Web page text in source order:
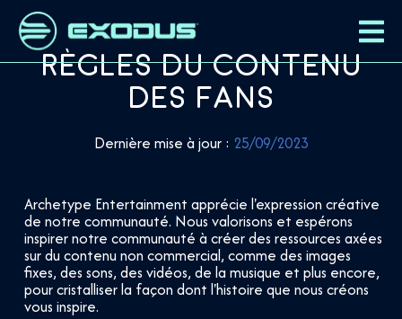
Règles du contenu
des fans
Dernière mise à jour : 25/09/2023
Archetype Entertainment apprécie l'expression créative
de notre communauté. Nous valorisons et espérons
inspirer notre communauté à créer des ressources axées
sur du contenu non commercial, comme des images
fixes, des sons, des vidéos, de la musique et plus encore,
pour cristalliser la façon dont l'histoire que nous créons
vous inspire.